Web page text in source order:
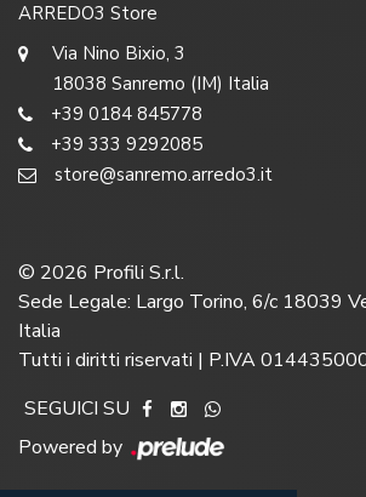
ARREDO3 Store
Via Nino Bixio, 3
18038 Sanremo (IM) Italia
+39 0184 845778
+39 333 9292085
store@sanremo.arredo3.it
© 2026 Profili S.r.l.
Sede Legale: Largo Torino, 6/c 18039
Italia
Tutti i diritti riservati | P.IVA
SEGUICI SU
Powered by